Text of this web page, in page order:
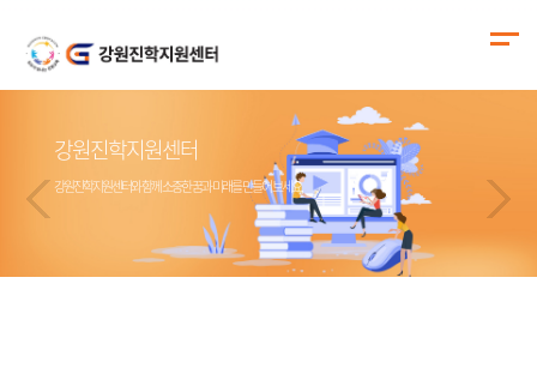
강원진학지원센터
강원진학지원센터와 함께 소중한 꿈과 미래를 만들어 보세요.
강원진학지원센터
강원진학지원센터와 함께 소중한 꿈과 미래를 만들어 보세요.
강원진학지원센터
강원진학지원센터와 함께 소중한 꿈과 미래를 만들어 보세요.
강원진학지원센터
강원진학지원센터와 함께 소중한 꿈과 미래를 만들어 보세요.